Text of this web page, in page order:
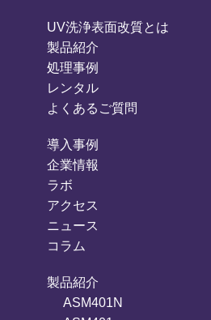
UV洗浄表面改質とは
製品紹介
処理事例
レンタル
よくあるご質問
導入事例
企業情報
ラボ
アクセス
ニュース
コラム
製品紹介
ASM401N